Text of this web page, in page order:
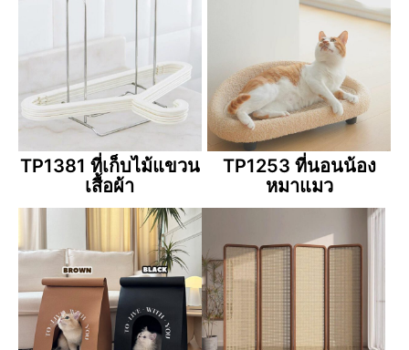
TP1381 ที่เก็บไม้แขวน
เสื้อผ้า
TP1253 ที่นอนน้อง
หมาแมว